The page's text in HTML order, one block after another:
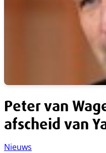
Peter van
afscheid van
Nieuws